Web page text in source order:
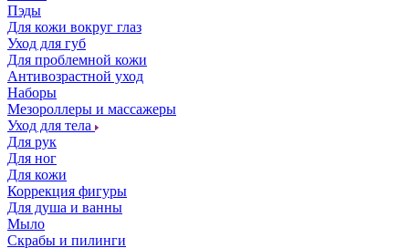
Пэды
Для кожи вокруг глаз
Уход для губ
Для проблемной кожи
Антивозрастной уход
Наборы
Мезороллеры и массажеры
Уход для тела
Для рук
Для ног
Для кожи
Коррекция фигуры
Для душа и ванны
Мыло
Скрабы и пилинги